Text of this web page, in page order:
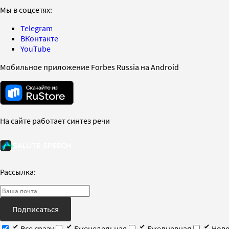
Мы в соцсетях:
Telegram
ВКонтакте
YouTube
Мобильное приложение Forbes Russia на Android
На сайте работает синтез речи
Рассылка:
Подписаться